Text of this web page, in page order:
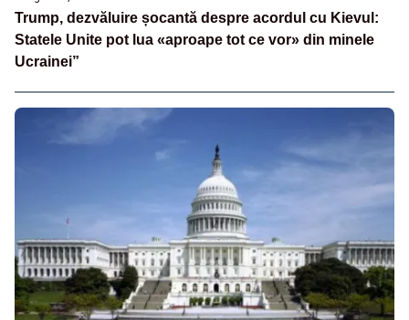
Trump, dezvăluire șocantă despre acordul cu Kievul:
Statele Unite pot lua «aproape tot ce vor» din minele
Ucrainei”